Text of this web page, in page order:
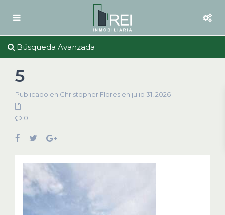
Búsqueda Avanzada
5
Publicado en Christopher Flores en julio 31, 2026
0